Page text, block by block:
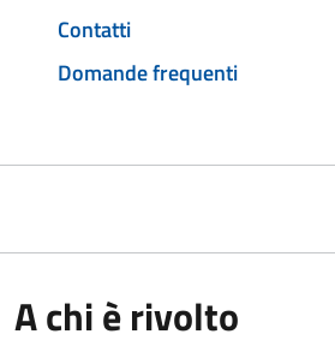
Contatti
Domande frequenti
A chi è rivolto